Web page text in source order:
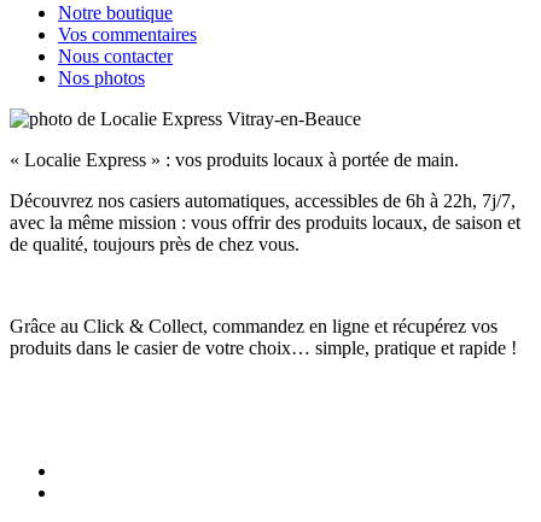
Notre boutique
Vos commentaires
Nous contacter
Nos photos
« Localie Express » : vos produits locaux à portée de main.
Découvrez nos casiers automatiques, accessibles de 6h à 22h, 7j/7,
avec la même mission : vous offrir des produits locaux, de saison et
de qualité, toujours près de chez vous.
Grâce au Click & Collect, commandez en ligne et récupérez vos
produits dans le casier de votre choix… simple, pratique et rapide !